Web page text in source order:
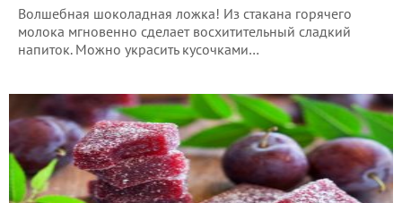
Волшебная шоколадная ложка! Из стакана горячего
молока мгновенно сделает восхитительный сладкий
напиток. Можно украсить кусочками…